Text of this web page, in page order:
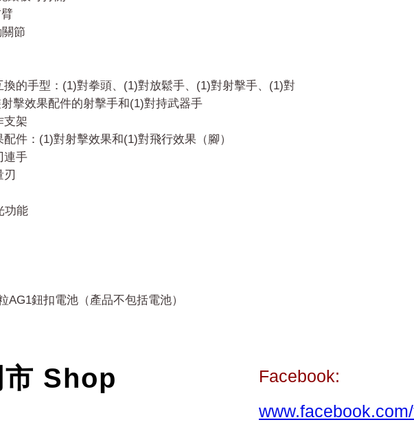
節
換的手型：(1)對拳頭、(1)對放鬆手、(1)對射擊手、(1)對
擊效果配件的射擊手和(1)對持武器手
支架
配件：(1)對射擊效果和(1)對飛行效果（腳）
連手
刃
功能
AG1鈕扣電池（產品不包括電池）
市 Shop
Facebook: